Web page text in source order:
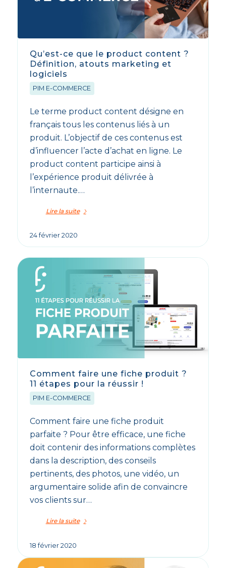
Qu’est-ce que le product content ?
Définition, atouts marketing et
logiciels
PIM E-COMMERCE
Le terme product content désigne en
français tous les contenus liés à un
produit. L’objectif de ces contenus est
d’influencer l’acte d’achat en ligne. Le
product content participe ainsi à
l’expérience produit délivrée à
l’internaute.…
Lire la suite
24 février 2020
Comment faire une fiche produit ?
11 étapes pour la réussir !
PIM E-COMMERCE
Comment faire une fiche produit
parfaite ? Pour être efficace, une fiche
doit contenir des informations complètes
dans la description, des conseils
pertinents, des photos, une vidéo, un
argumentaire solide afin de convaincre
vos clients sur…
Lire la suite
18 février 2020